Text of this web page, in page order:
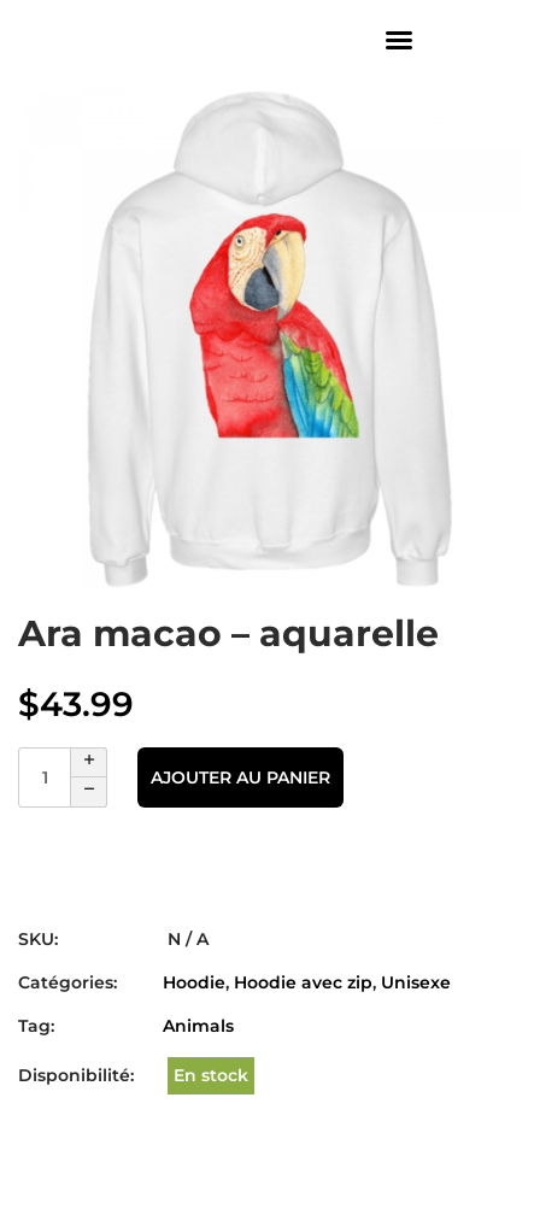
Ara macao – aquarelle
$43.99
AJOUTER AU PANIER
SKU:
N / A
Catégories:
Hoodie, Hoodie avec zip, Unisexe
Tag:
Animals
Disponibilité: En stock